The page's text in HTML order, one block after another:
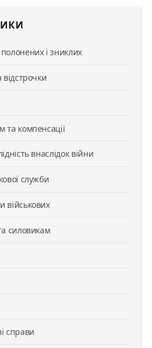
і зниклих
відстрочки
та компенсації
внаслідок війни
служби
військових
силовикам
справи